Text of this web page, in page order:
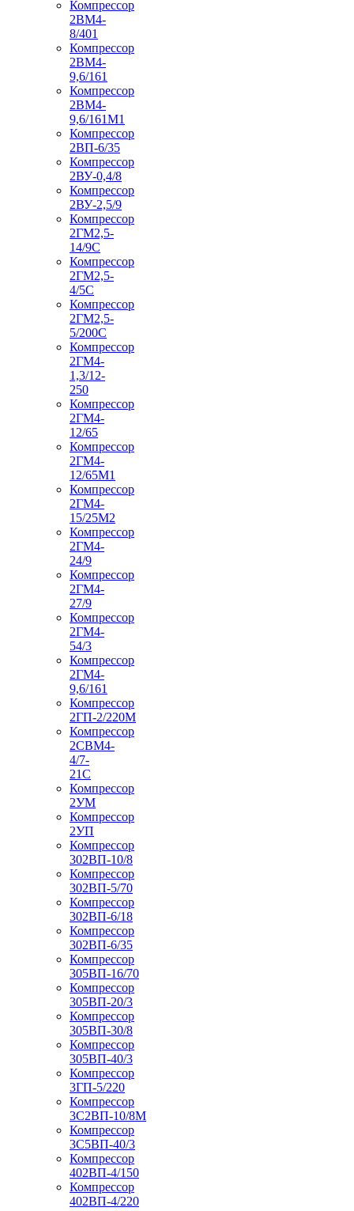
Компрессор
2ВМ4-
8/401
Компрессор
2ВМ4-
9,6/161
Компрессор
2ВМ4-
9,6/161М1
Компрессор
2ВП-6/35
Компрессор
2ВУ-0,4/8
Компрессор
2ВУ-2,5/9
Компрессор
2ГМ2,5-
14/9С
Компрессор
2ГМ2,5-
4/5С
Компрессор
2ГМ2,5-
5/200С
Компрессор
2ГМ4-
1,3/12-
250
Компрессор
2ГМ4-
12/65
Компрессор
2ГМ4-
12/65М1
Компрессор
2ГМ4-
15/25М2
Компрессор
2ГМ4-
24/9
Компрессор
2ГМ4-
27/9
Компрессор
2ГМ4-
54/3
Компрессор
2ГМ4-
9,6/161
Компрессор
2ГП-2/220М
Компрессор
2СВМ4-
4/7-
21С
Компрессор
2УМ
Компрессор
2УП
Компрессор
302ВП-10/8
Компрессор
302ВП-5/70
Компрессор
302ВП-6/18
Компрессор
302ВП-6/35
Компрессор
305ВП-16/70
Компрессор
305ВП-20/3
Компрессор
305ВП-30/8
Компрессор
305ВП-40/3
Компрессор
3ГП-5/220
Компрессор
3С2ВП-10/8М
Компрессор
3С5ВП-40/3
Компрессор
402ВП-4/150
Компрессор
402ВП-4/220